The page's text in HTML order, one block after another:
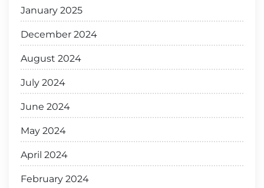
January 2025
December 2024
August 2024
July 2024
June 2024
May 2024
April 2024
February 2024